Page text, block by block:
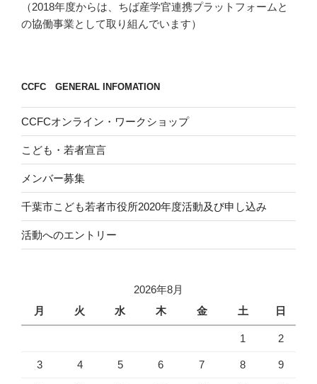
（2018年度からは、ちば産学官連携プラットフォームと
の協働事業として取り組んでいます）
CCFC GENERAL INFOMATION
CCFCオンライン・ワークショップ
こども・若者宣言
メンバー募集
千葉市こども若者市役所2020年度活動及び申し込み
活動へのエントリー
2026年8月
月
火 水 木 金 土 日
1 2
3 4 5 6 7 8 9